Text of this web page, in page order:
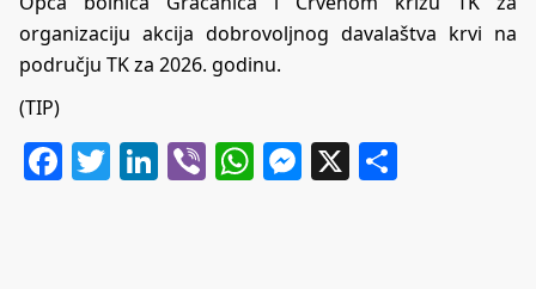
organizaciju akcija dobrovoljnog davalaštva krvi na
području TK za 2026. godinu.
(TIP)
Facebook
Twitter
LinkedIn
ViberWhatsApp
Messenger
X